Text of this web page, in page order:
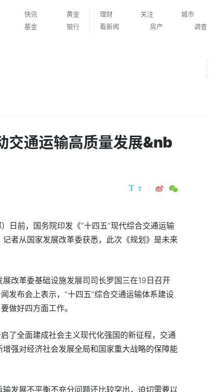
快讯
黄金
基金 银行
理财 关注 城市
看新闻
房产 调查
交通运输高质量发展&nb
日前，国务院印发《“十四五”现代综合交通运输
者从国家发展改革委获悉，此次《规划》是未来
展改革委基础设施发展司司长罗国三在19日召开
发布会上表示，“十四五”综合交通运输体系建设
做好四方面工作。
了全面建成社会主义现代化强国的新征程，交通
强对经济社会发展全局和国家重大战略的保障能
发展不平衡不充分问题还比较突出，迫切需要以